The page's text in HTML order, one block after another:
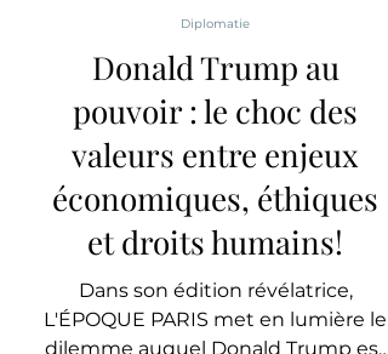
L'ÉPOQUE PARIS
Diplomatie
Donald Trump au
pouvoir : le choc des
valeurs entre enjeux
économiques, éthiques